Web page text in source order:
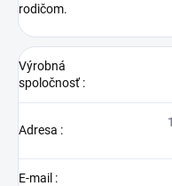
rodičom.
Výrobná
spoločnosť:
Adresa :
E-mail :